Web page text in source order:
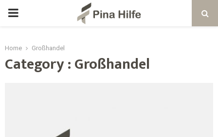
Home Großhandel
Category : Großhandel